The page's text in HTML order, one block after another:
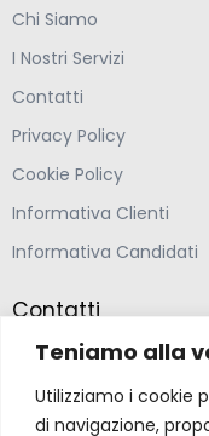
Teniamo alla
Utilizziamo i cookie
di navigazione,
Chi Siamo
I Nostri Servizi
Contatti
Privacy Policy
Cookie Policy
Informativa Clienti
Informativa Candidati
Contatti
Farmacia Ponte
Via della